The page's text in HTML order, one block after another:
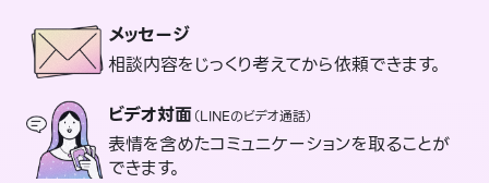
メッセージ
相談内容をじっくり考えてから依頼できます。
ビデオ対面（LINEのビデオ通話）
表情を含めたコミュニケーションを取ることが
できます。